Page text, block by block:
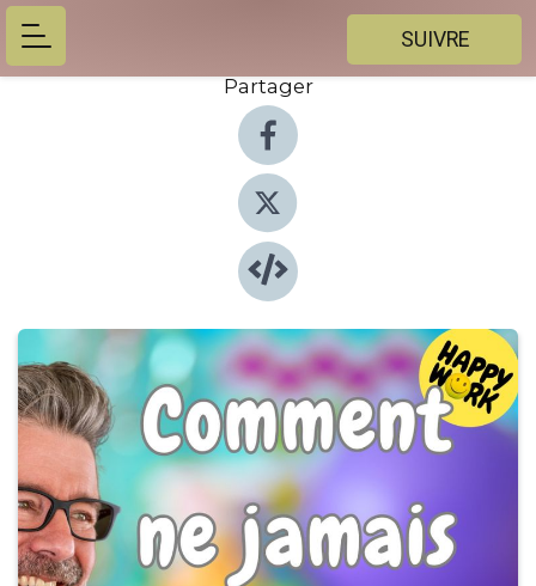
SUIVRE
Partager